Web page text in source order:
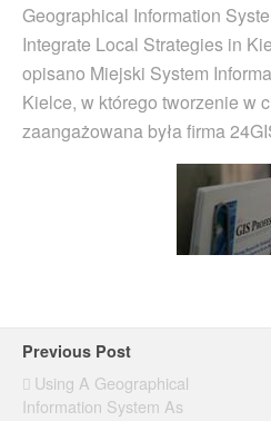
Geographical Information
Integrate Local Strategies in
opisano Miejski System
Kielce, w którego tworzenie w
zaangażowana była firma
Previous Post
Using A Geographical
Information System As